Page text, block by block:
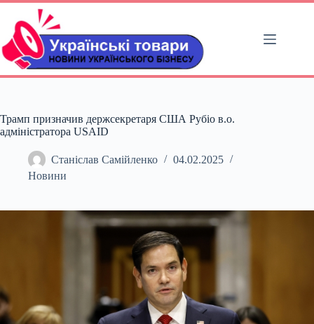
Перейти
вмісту
Трамп призначив держсекретаря США Рубіо в.о.
адміністратора USAID
Станіслав Самійленко
04.02.2025
Новини